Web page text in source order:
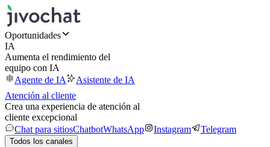
Oportunidades
IA
Aumenta el rendimiento del
equipo con IA
Agente de IA
Asistente de IA
Atención al cliente
Crea una experiencia de atención al
cliente excepcional
Chat para sitiosChatbotWhatsApp Instagram Telegram
Todos los canales